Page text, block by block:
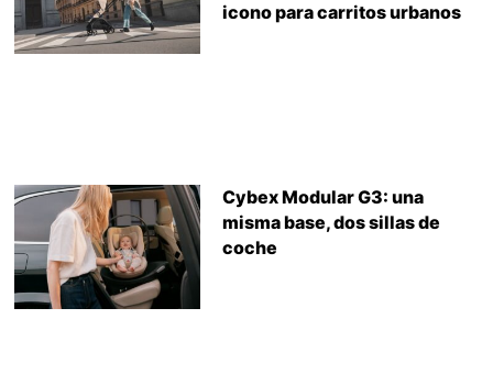
icono para carritos urbanos
Cybex Modular G3: una
misma base, dos sillas de
coche